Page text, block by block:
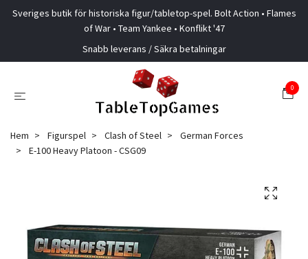
Sveriges butik för historiska figur/tabletop-spel. Bolt Action • Flames
of War • Team Yankee • Konflikt '47
Snabb leverans / Säkra betalningar
0
Hem Figurspel Clash of Steel
German Forces
E-100 Heavy Platoon - CSG09